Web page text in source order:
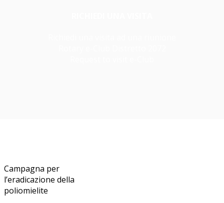
Campagna per
l’eradicazione della
poliomielite